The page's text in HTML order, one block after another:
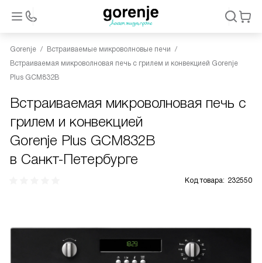
Gorenje
Встраиваемые микроволновые печи
Встраиваемая микроволновая печь с грилем и конвекцией Gorenje
Plus GCM832B
Встраиваемая микроволновая печь с
грилем и конвекцией
Gorenje Plus GCM832B
в Санкт-Петербурге
Код товара: 232550